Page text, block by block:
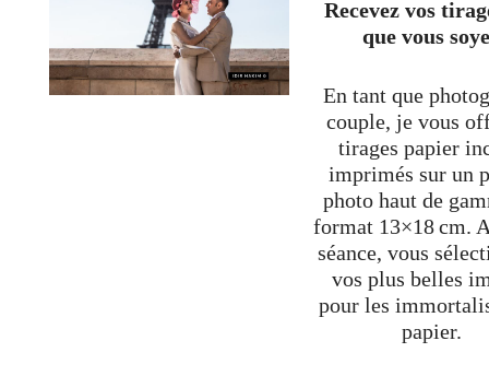
Recevez vos
que vous
En tant que
couple, je vous
tirages papier
imprimés sur un
photo haut de
format 13×18 cm.
séance, vous
vos plus belles
pour les
papier.